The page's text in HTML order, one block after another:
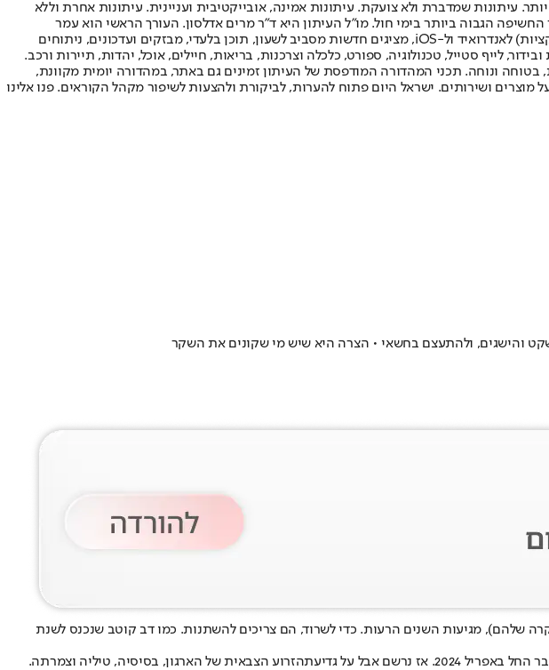
עיתונות שמדברת ולא צועקת. עיתונות אמינה, אובייקטיבית ועניינית. עיתונות אחרת וללא
"ישראל היום" לעיתון הישראלי בעל שיעור החשיפה הגבוה ביותר בימי חול. מו"ל העיתון היא ד"ר מרים אדלסון. העורך הראשי הוא עמר
לחמנוביץ, והעורך המייסד הוא עמוס רגב. אתרי האינטרנט של "ישראל היום" בעברית ובאנגלית, כמו כן היישומונים (אפליקציות) לאנדרואיד ול-iOS, מציגים חדשות מסביב לשעון, תוכן בלעדי, מבזקים ועדכונים, ניתוחים
לייף סטייל, טכנולוגיה, ספורט, כלכלה וצרכנות, בריאות, חיילים, אוכל, יהדות, תיירות ורכב.
בטוחה ונוחה. תכני המהדורה המודפסת של העיתון זמינים גם באתר, במהדורה יומית מקוונת,
ושירותים. ישראל היום פתוח להערות, לביקורת ולהצעות לשיפור מקהל הקוראים. פנו אלינו
מבין שנגמרה החגיגה. שאחרי שבע השנים הטובות (או 17, במקרה שלהם), מגיעות השנים הרעות. כדי לשרוד, הם צריכים להשתנות. כמו דב קוטב שנכנס לשנת
אבל על גדיעת
הזרוע הצבאית של הארגון, בסיסיה, טיליה וצמרתה.